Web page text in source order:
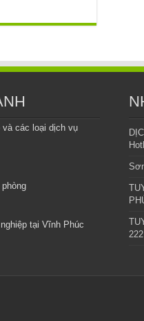
và các loại dịch vụ
tại Vĩnh Phúc